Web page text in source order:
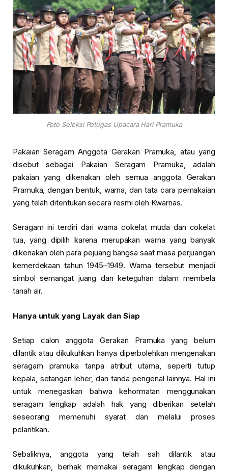
Foto Seleksi Petugas Upacara Hari Pramuka
Pakaian Seragam Anggota Gerakan Pramuka, atau yang
disebut sebagai Pakaian Seragam Pramuka, adalah
pakaian yang dikenakan oleh semua anggota Gerakan
Pramuka, dengan bentuk, warna, dan tata cara pemakaian
yang telah ditentukan secara resmi oleh Kwarnas.
Seragam ini terdiri dari warna cokelat muda dan cokelat
tua, yang dipilih karena merupakan warna yang banyak
dikenakan oleh para pejuang bangsa saat masa perjuangan
kemerdekaan tahun 1945–1949. Warna tersebut menjadi
simbol semangat juang dan keteguhan dalam membela
tanah air.
Hanya untuk yang Layak dan Siap
Setiap calon anggota Gerakan Pramuka yang belum
dilantik atau dikukuhkan hanya diperbolehkan mengenakan
seragam pramuka tanpa atribut utama, seperti tutup
kepala, setangan leher, dan tanda pengenal lainnya. Hal ini
untuk menegaskan bahwa kehormatan menggunakan
seragam lengkap adalah hak yang diberikan setelah
seseorang memenuhi syarat dan melalui proses
pelantikan.
Sebaliknya, anggota yang telah sah dilantik atau
dikukuhkan, berhak memakai seragam lengkap dengan